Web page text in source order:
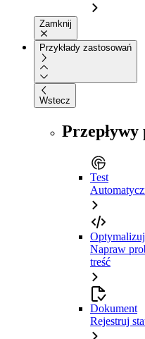
Zamknij
Przykłady zastosowań
Wstecz
Przepływy
Test
Optymalizuj
Napraw
treść
Dokument
Rejestruj